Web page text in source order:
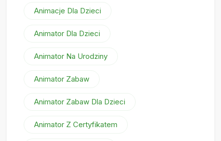
Animacje Dla Dzieci
Animator Dla Dzieci
Animator Na Urodziny
Animator Zabaw
Animator Zabaw Dla Dzieci
Animator Z Certyfikatem